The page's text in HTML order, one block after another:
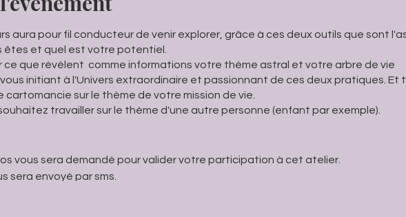
aura pour fil conducteur de venir explorer, grâce à ces deux outils que sont
êtes et quel est votre potentiel.
ce que révèlent comme informations votre thème astral et votre arbre de vie
initiant à l'Univers extraordinaire et passionnant de ces deux pratiques. Et
cartomancie sur le thème de votre mission de vie.
travailler sur le thème d'une autre personne (enfant par exemple).
vous sera demandé pour valider votre participation à cet atelier.
sera envoyé par sms.